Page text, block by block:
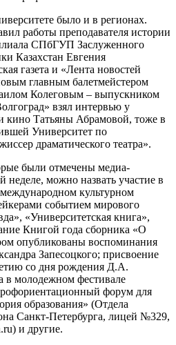
было и в регионах.
работы преподавателя истории
СПбГУП Заслуженного
Казахстан Евгения
газета и «Лента новостей
главным балетмейстером
Колеговым – выпускником
взял интервью у
кино Татьяны Абрамовой, тоже в
Университет по
драматического театра».
были отмечены медиа-
можно назвать участие в
культурном
событием мирового
«Университетская книга»,
Книгой года сборника «О
опубликованы воспоминания
Запесоцкого; присвоение
со дня рождения Д.А.
в молодежном фестивале
форум для
образования» (Отдела
Санкт-Петербурга, лицей №329,
и другие.